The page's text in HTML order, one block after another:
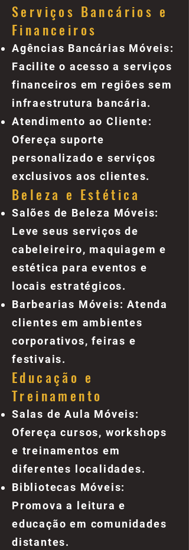
Serviços Bancários e
Financeiros
Agências Bancárias Móveis:
Facilite o acesso a serviços
financeiros em regiões sem
infraestrutura bancária.
Atendimento ao Cliente:
Ofereça suporte
personalizado e serviços
exclusivos aos clientes.
Beleza e Estética
Salões de Beleza Móveis:
Leve seus serviços de
cabeleireiro, maquiagem e
estética para eventos e
locais estratégicos.
Barbearias Móveis: Atenda
clientes em ambientes
corporativos, feiras e
festivais.
Educação e
Treinamento
Salas de Aula Móveis:
Ofereça cursos, workshops
e treinamentos em
diferentes localidades.
Bibliotecas Móveis:
Promova a leitura e
educação em comunidades
distantes.